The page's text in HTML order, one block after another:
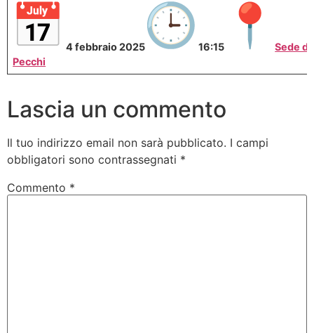
4 febbraio 2025 16:15
Sede di
Pecchi
Lascia un commento
Il tuo indirizzo email non sarà pubblicato. I campi
obbligatori sono contrassegnati *
Commento *